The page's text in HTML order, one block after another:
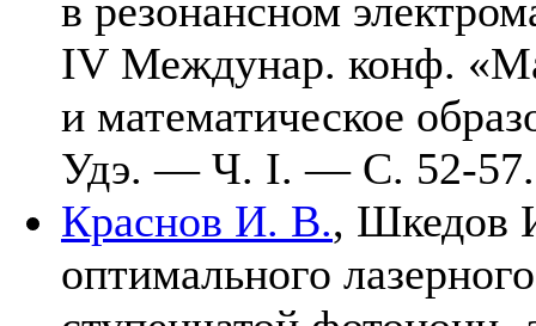
в резонансном
IV Междунар. конф.
и математическое
Удэ. — Ч. I. — С. 52-57.
Краснов И. В., Шкедов
оптимального